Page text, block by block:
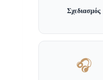
Σχεδιασμός
🎧